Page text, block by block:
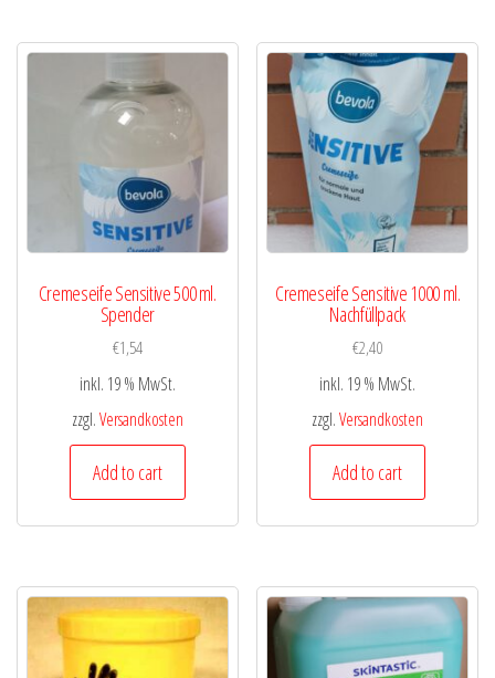
Cremeseife Sensitive 500 ml.
Spender
€1,54
inkl. 19 % MwSt.
zzgl.Versandkosten
Add to cart
Cremeseife Sensitive 1000 ml.
Nachfüllpack
€2,40
inkl. 19 % MwSt.
zzgl.Versandkosten
Add to cart